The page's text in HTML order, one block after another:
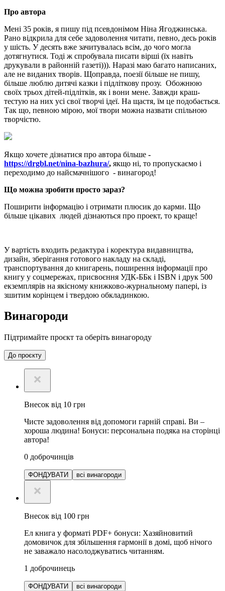
Про автора
Мені 35 років, я пишу під псевдонімом Ніна Ягоджинська.
Рано відкрила для себе задоволення читати, певно, десь років
у шість. У десять вже зачитувалась всім, до чого могла
дотягнутися. Тоді ж спробувала писати вірші (їх навіть
друкували в районній газеті))). Наразі маю багато написаних,
але не виданих творів. Щоправда, поезії більше не пишу,
більше люблю дитячі казки і підліткову прозу. Обожнюю
своїх трьох дітей-підлітків, як і вони мене. Завжди краш-
тестую на них усі свої творчі ідеї. На щастя, їм це подобається.
Так що, певною мірою, мої твори можна назвати спільною
творчістю.
Якщо хочете дізнатися про автора більше -
https://drgbl.net/nina-bazhura/, якщо ні, то пропускаємо і
переходимо до найсмачнішого - винагород!
Що можна зробити просто зараз?
Поширити інформацію і отримати плюсик до карми. Що
більше цікавих людей дізнаються про проект, то краще!
У вартість входить редактура і коректура видавництва,
дизайн, зберігання готового накладу на складі,
транспортування до книгарень, поширення інформації про
книгу у соцмережах, присвоєння УДК-ББк і ISBN і друк 500
екземплярів на якісному книжково-журнальному папері, із
зшитим корінцем і твердою обкладинкою.
Винагороди
Підтримайте проєкт та оберіть винагороду
До проєкту
Внесок від 10 грн
Чисте задоволення від допомоги гарній справі. Ви –
хороша людина! Бонуси: персональна подяка на сторінці
автора!
0 доброчинців
ФОНДУВАТИ всі винагороди
Внесок від 100 грн
Ел книга у форматі PDF+ бонуси: Хазяйновитий
домовичок для збільшення гармонії в домі, щоб нічого
не заважало насолоджуватись читанням.
1 доброчинець
ФОНДУВАТИ всі винагороди